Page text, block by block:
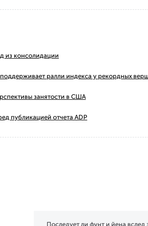
из консолидации
поддерживает ралли индекса у рекордных
занятости в США
публикацией отчета ADP
Последует ли фунт и йена вслед